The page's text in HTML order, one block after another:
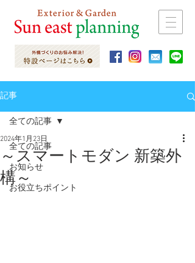
記事
全ての記事
お知らせ
お役立ちポイント
全ての記事
～スマートモダン 新築外
構～
2024年1月23日